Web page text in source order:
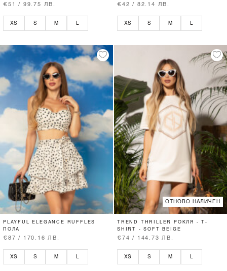
€51 / 99.75 ЛВ.
XS S M
€42 / 82.14 ЛВ.
XS S M
PLAYFUL ELEGANCE RUFFLES
ПОЛА
€87 / 170.16 ЛВ.
XS S M L
ОТНОВО НАЛИЧЕН
TREND THRILLER РОКЛЯ - T-
SHIRT - SOFT BEIGE
€74 / 144.73 ЛВ.
XS S M L